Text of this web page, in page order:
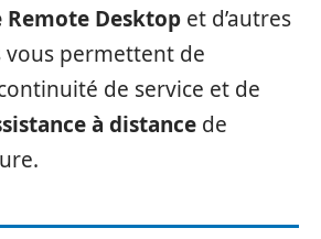
Remote Desktop et d’autres
vous permettent de
de service et de
à distance de